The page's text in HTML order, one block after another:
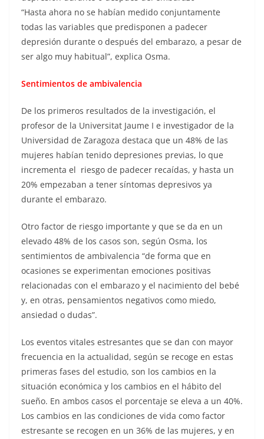
“Hasta ahora no se habían medido conjuntamente
todas las variables que predisponen a padecer
depresión durante o después del embarazo, a pesar de
ser algo muy habitual”, explica Osma.
Sentimientos de ambivalencia
De los primeros resultados de la investigación, el
profesor de la Universitat Jaume I e investigador de la
Universidad de Zaragoza destaca que un 48% de las
mujeres habían tenido depresiones previas, lo que
incrementa el riesgo de padecer recaídas, y hasta un
20% empezaban a tener síntomas depresivos ya
durante el embarazo.
Otro factor de riesgo importante y que se da en un
elevado 48% de los casos son, según Osma, los
sentimientos de ambivalencia “de forma que en
ocasiones se experimentan emociones positivas
relacionadas con el embarazo y el nacimiento del bebé
y, en otras, pensamientos negativos como miedo,
ansiedad o dudas”.
Los eventos vitales estresantes que se dan con mayor
frecuencia en la actualidad, según se recoge en estas
primeras fases del estudio, son los cambios en la
situación económica y los cambios en el hábito del
sueño. En ambos casos el porcentaje se eleva a un 40%.
Los cambios en las condiciones de vida como factor
estresante se recogen en un 36% de las mujeres, y en